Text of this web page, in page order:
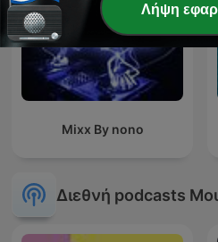
Mixx By nono
Διεθνή podcasts
Λήψη